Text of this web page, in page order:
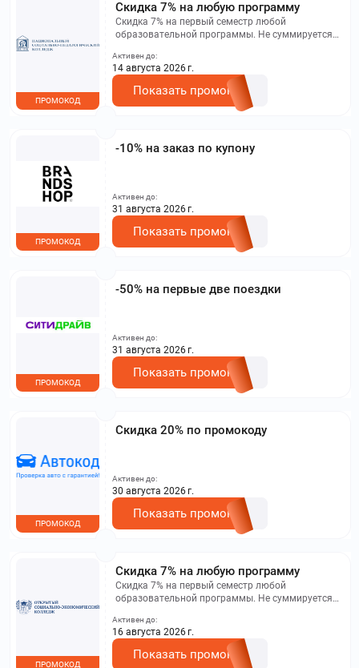
Скидка 7% на любую программу
Скидка 7% на первый семестр любой
образовательной программы. Не суммируется с
на сайте.
ПРОМОКОД
Активен до:
14 августа 2026 г.
Показать промокод
-10% на заказ по купону
ПРОМОКОД
Активен до:
31 августа 2026 г.
Показать промокод
-50% на первые две поездки
ПРОМОКОД
Активен до:
31 августа 2026 г.
Показать промокод
Скидка 20% по промокоду
ПРОМОКОД
Активен до:
30 августа 2026 г.
Показать промокод
Скидка 7% на любую программу
Скидка 7% на первый семестр любой
образовательной программы. Не суммируется с
на сайте.
ПРОМОКОД
Активен до:
16 августа 2026 г.
Показать промокод